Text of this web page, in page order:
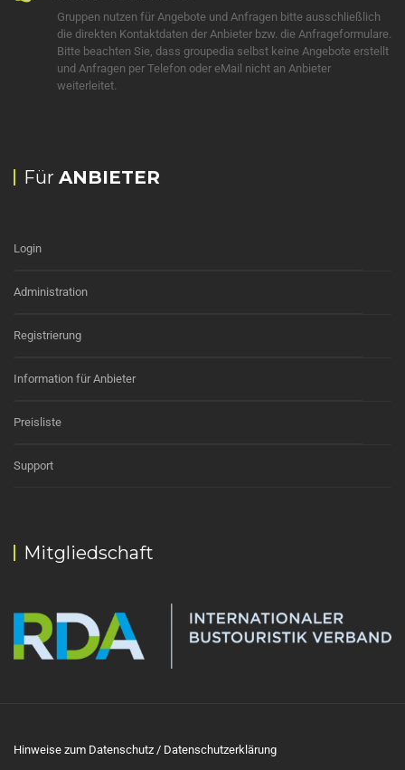
Gruppen nutzen für Angebote und Anfragen bitte ausschließlich
die direkten Kontaktdaten der Anbieter bzw. die Anfrageformulare.
Bitte beachten Sie, dass groupedia selbst keine Angebote erstellt
und Anfragen per Telefon oder eMail nicht an Anbieter
weiterleitet.
Für ANBIETER
Login
Administration
Registrierung
Information für Anbieter
Preisliste
Support
Mitgliedschaft
Hinweise zum Datenschutz / Datenschutzerklärung